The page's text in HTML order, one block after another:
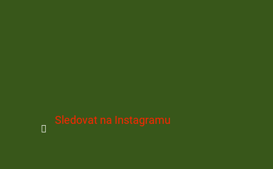
Sledovat na Instagramu